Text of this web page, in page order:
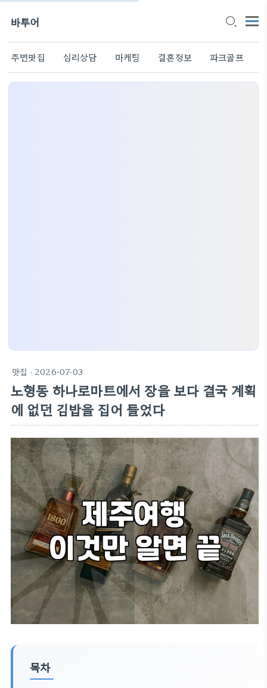
바투어
주변맛집 심리상담 마케팅 결혼정보 파크골프
맛집 · 2026-07-03
노형동 하나로마트에서 장을 보다 결국 계획
에 없던 김밥을 집어 들었다
목차